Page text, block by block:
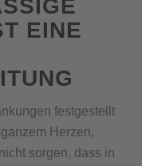
P
G
festgestellt
Herzen,
sorgen, dass in